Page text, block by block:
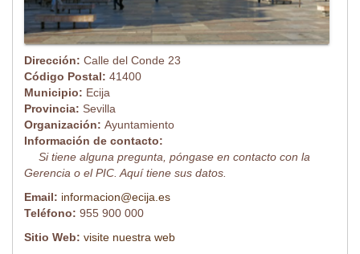
Dirección: Calle del Conde 23
Código Postal: 41400
Municipio: Ecija
Provincia: Sevilla
Organización: Ayuntamiento
Información de contacto:
Si tiene alguna pregunta, póngase en contacto con la
Gerencia o el PIC. Aquí tiene sus datos.
Email: informacion@ecija.es
Teléfono: 955 900 000
Sitio Web: visite nuestra web